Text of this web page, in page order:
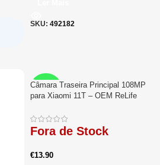
SKU: 492182
RELIFE
Câmara Traseira Principal 108MP
para Xiaomi 11T – OEM ReLife
Fora de Stock
€13.90